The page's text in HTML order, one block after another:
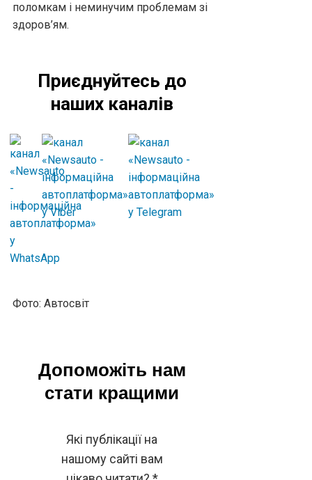
поломкам і неминучим проблемам зі
здоров’ям.
Приєднуйтесь до
наших каналів
Фото: Автосвіт
Допоможіть нам
стати кращими
Які публікації на
нашому сайті вам